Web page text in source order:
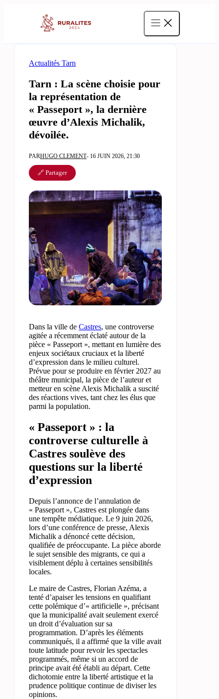
Actualités Tarn
Tarn : La scène choisie pour
la représentation de
« Passeport », la dernière
œuvre d’Alexis Michalik,
dévoilée.
PARHUGO CLEMENT- 16 JUIN 2026, 21:30
🔗 Partager
Dans la ville de Castres, une controverse
agitée a récemment éclaté autour de la
pièce « Passeport », mettant en lumière des
enjeux sociétaux cruciaux et la liberté
d’expression dans le milieu culturel.
Prévue pour se produire en février 2027 au
théâtre municipal, la pièce de l’auteur et
metteur en scène Alexis Michalik a suscité
des réactions vives, tant chez les élus que
parmi la population.
« Passeport » : la
controverse culturelle à
Castres soulève des
questions sur la liberté
d’expression
Depuis l’annonce de l’annulation de
« Passeport », Castres est plongée dans
une tempête médiatique. Le 9 juin 2026,
lors d’une conférence de presse, Alexis
Michalik a dénoncé cette décision,
qualifiée de préoccupante. La pièce aborde
le sujet sensible des migrants, ce qui a
visiblement déplu à certaines sensibilités
locales.
Le maire de Castres, Florian Azéma, a
tenté d’apaiser les tensions en qualifiant
cette polémique d’« artificielle », précisant
que la municipalité avait seulement exercé
un droit d’évaluation sur sa
programmation. D’après les éléments
communiqués, il a affirmé que la ville avait
toute latitude pour revoir les spectacles
programmés, même si un accord de
principe avait été établi au départ. Cette
dichotomie entre la liberté artistique et la
prudence politique continue de diviser les
opinions.